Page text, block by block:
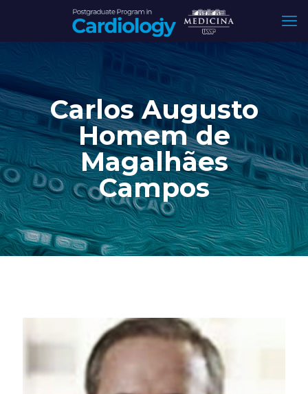
Carlos Augusto
Homem de
Magalhães
Campos